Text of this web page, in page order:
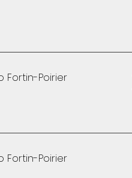
Fortin-Poirier
Fortin-Poirier